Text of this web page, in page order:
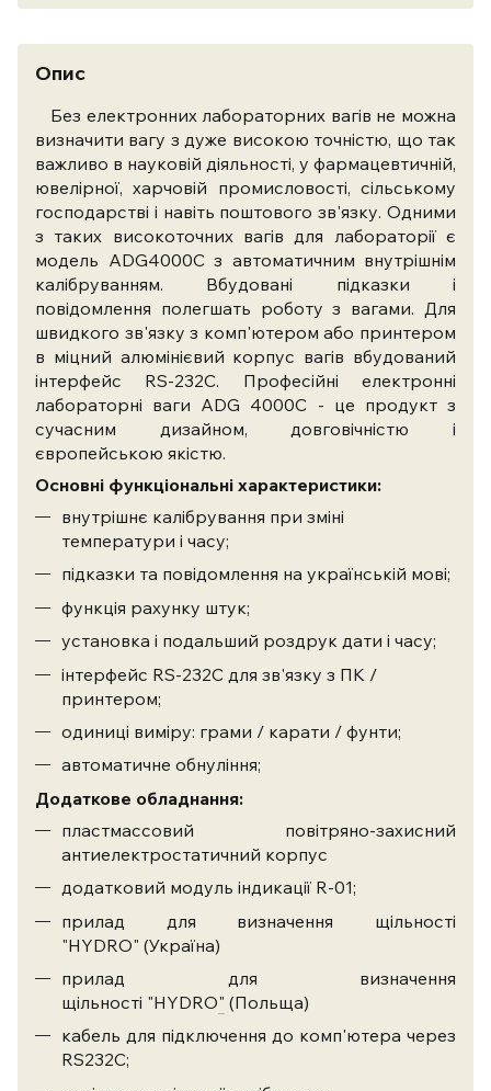
Опис
Без електронних лабораторних вагів не можна
визначити вагу з дуже високою точністю, що так
важливо в науковій діяльності, у фармацевтичній,
ювелірної, харчовій промисловості, сільському
господарстві і навіть поштового зв'язку. Одними
з таких високоточних вагів для лабораторії є
модель ADG4000C з автоматичним внутрішнім
калібруванням. Вбудовані підказки і
повідомлення полегшать роботу з вагами. Для
швидкого зв'язку з комп'ютером або принтером
в міцний алюмінієвий корпус вагів вбудований
інтерфейс RS-232C. Професійні електронні
лабораторні ваги ADG 4000C - це продукт з
сучасним дизайном, довговічністю і
європейською якістю.
Основні функціональні характеристики:
внутрішнє калібрування при зміні
температури і часу;
підказки та повідомлення на українській мові;
функція рахунку штук;
установка і подальший роздрук дати і часу;
інтерфейс RS-232C для зв'язку з ПК /
принтером;
одиниці виміру: грами / карати / фунти;
автоматичне обнуління;
Додаткове обладнання:
пластмассовий повітряно-захисний
антиелектростатичний корпус
додатковий модуль індикації R-01;
прилад для визначення щільності
"HYDRO" (Україна)
прилад для визначення
щільності "HYDRO" (Польща)
кабель для підключення до комп'ютера через
RS232C;